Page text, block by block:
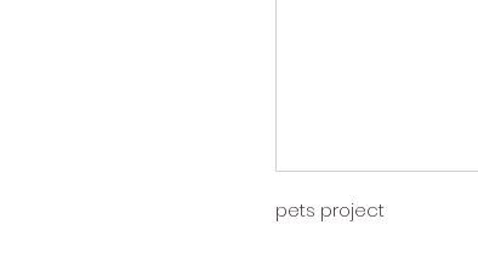
pets project